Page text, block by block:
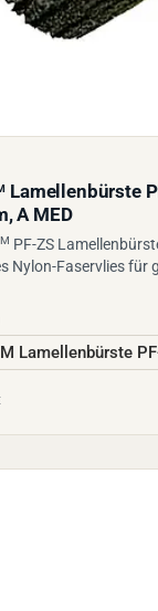
Lamellenbürste
A MED
PF-ZS
Nylon-Faservlies für